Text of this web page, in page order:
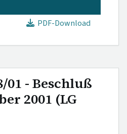
PDF-Download
01 - Beschluß
2001 (LG